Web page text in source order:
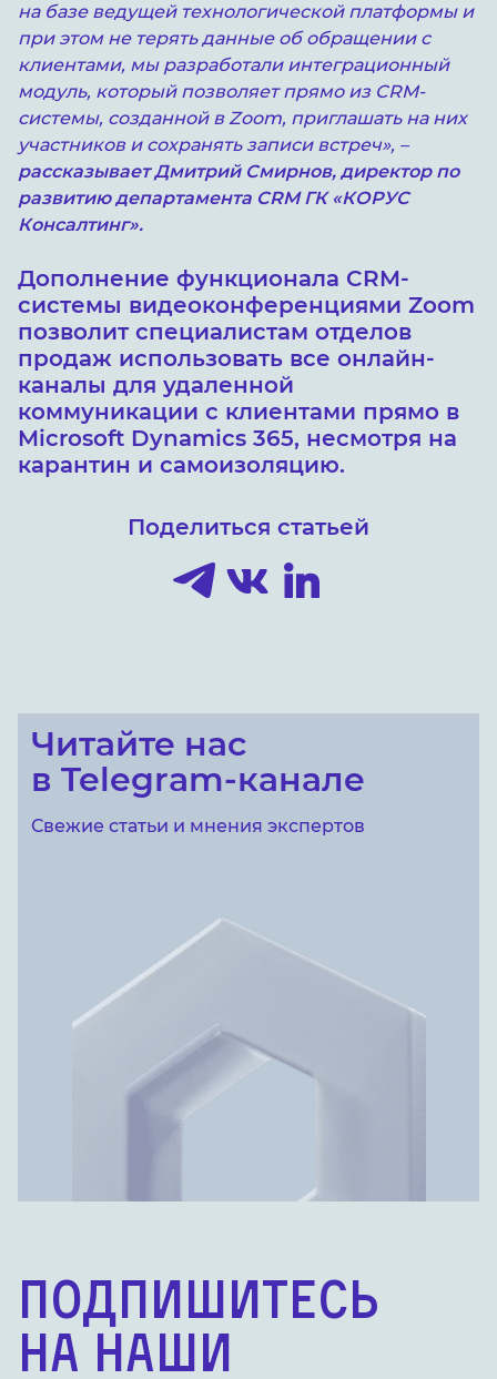
на базе ведущей технологической платформы и
при этом не терять данные об обращении с
клиентами, мы разработали интеграционный
модуль, который позволяет прямо из CRM-
системы, созданной в Zoom, приглашать на них
участников и сохранять записи встреч», –
рассказывает Дмитрий Смирнов, директор по
развитию департамента CRM ГК «КОРУС
Консалтинг».
Дополнение функционала CRM-
системы видеоконференциями Zoom
позволит специалистам отделов
продаж использовать все онлайн-
каналы для удаленной
коммуникации с клиентами прямо в
Microsoft Dynamics 365, несмотря на
карантин и самоизоляцию.
Поделиться статьей
Читайте нас
в Telegram-канале
Свежие статьи и мнения экспертов
Подпишитесь
на наши